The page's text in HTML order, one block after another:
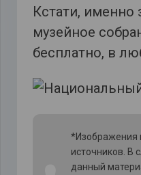
Кстати,
музейное
бесплатно, в
*Изображения
источников. В
данный